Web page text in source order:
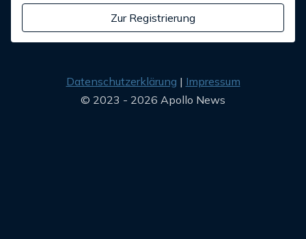
Zur Registrierung
Datenschutzerklärung
Impressum
© 2023 - 2026 Apollo News